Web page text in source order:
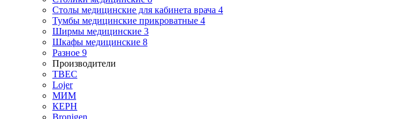
Столы медицинские для кабинета врача 4
Тумбы медицинские прикроватные 4
Ширмы медицинские 3
Шкафы медицинские 8
Разное 9
Производители
ТВЕС
Lojer
МИМ
КЕРН
Bronigen